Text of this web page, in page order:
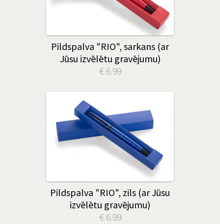
Pildspalva "RIO", sarkans (ar
Jūsu izvēlētu gravējumu)
€ 6.99
Pildspalva "RIO", zils (ar Jūsu
izvēlētu gravējumu)
€ 6.99